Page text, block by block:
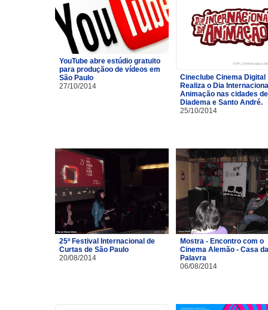
YouTube abre estúdio gratuito
para produçãoo de vídeos em
São Paulo
27/10/2014
Cineclube Cinema Digital
Realiza o Dia
Animação nas cidades de
Diadema e Santo André.
25/10/2014
25º Festival Internacional de
Curtas de São Paulo
20/08/2014
Mostra - Encontro com o
Cinema Alemão - Casa da
Palavra
06/08/2014